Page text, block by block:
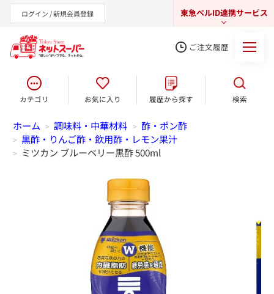
ログイン / 新規会員登録 東急ベルID連携サービス
東急オンラインショップ
ご注文履歴
カテゴリ お気に入り 履歴から探す 検索
ホーム > 調味料・中華材料 > 酢・ポン酢
> 黒酢・りんご酢・飲用酢・レモン果汁
> ミツカン ブルーベリー黒酢 500ml